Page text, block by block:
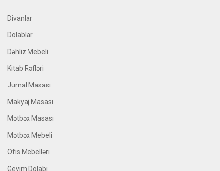
Divanlar
Dolablar
Dəhliz Mebeli
Kitab Rəfləri
Jurnal Masası
Makyaj Masası
Mətbəx Masası
Mətbəx Mebeli
Ofis Mebelləri
Geyim Dolabı